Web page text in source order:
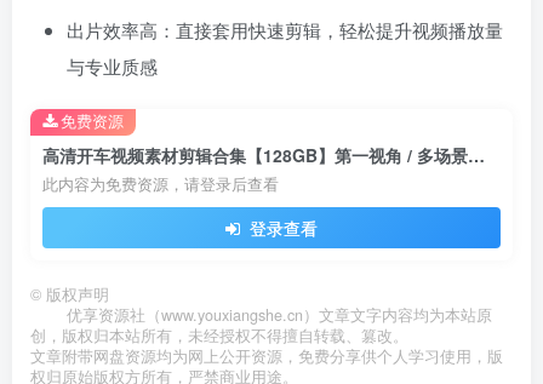
出片效率高：直接套用快速剪辑，轻松提升视频播放量
与专业质感
高清开车视频素材剪辑合集【128GB】第一视角 / 多场景全覆盖
此内容为免费资源，请登录后查看
登录查看
免费资源
© 版权声明
优享资源社（www.youxiangshe.cn）文章文字内容均为本站原
创，版权归本站所有，未经授权不得擅自转载、篡改。
文章附带网盘资源均为网上公开资源，免费分享供个人学习使用，版
权归原始版权方所有，严禁商业用途。